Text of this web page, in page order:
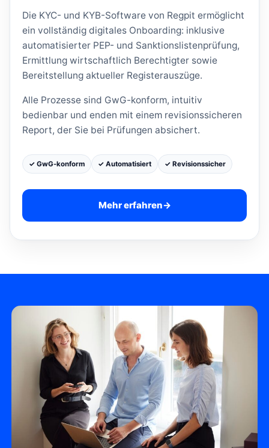
Die KYC- und KYB-Software von Regpit ermöglicht
ein vollständig digitales Onboarding: inklusive
automatisierter PEP- und Sanktionslistenprüfung,
Ermittlung wirtschaftlich Berechtigter sowie
Bereitstellung aktueller Registerauszüge.
Alle Prozesse sind GwG-konform, intuitiv
bedienbar und enden mit einem revisionssicheren
Report, der Sie bei Prüfungen absichert.
✓ GwG-konform ✓ Automatisiert ✓ Revisionssicher
Mehr erfahren→